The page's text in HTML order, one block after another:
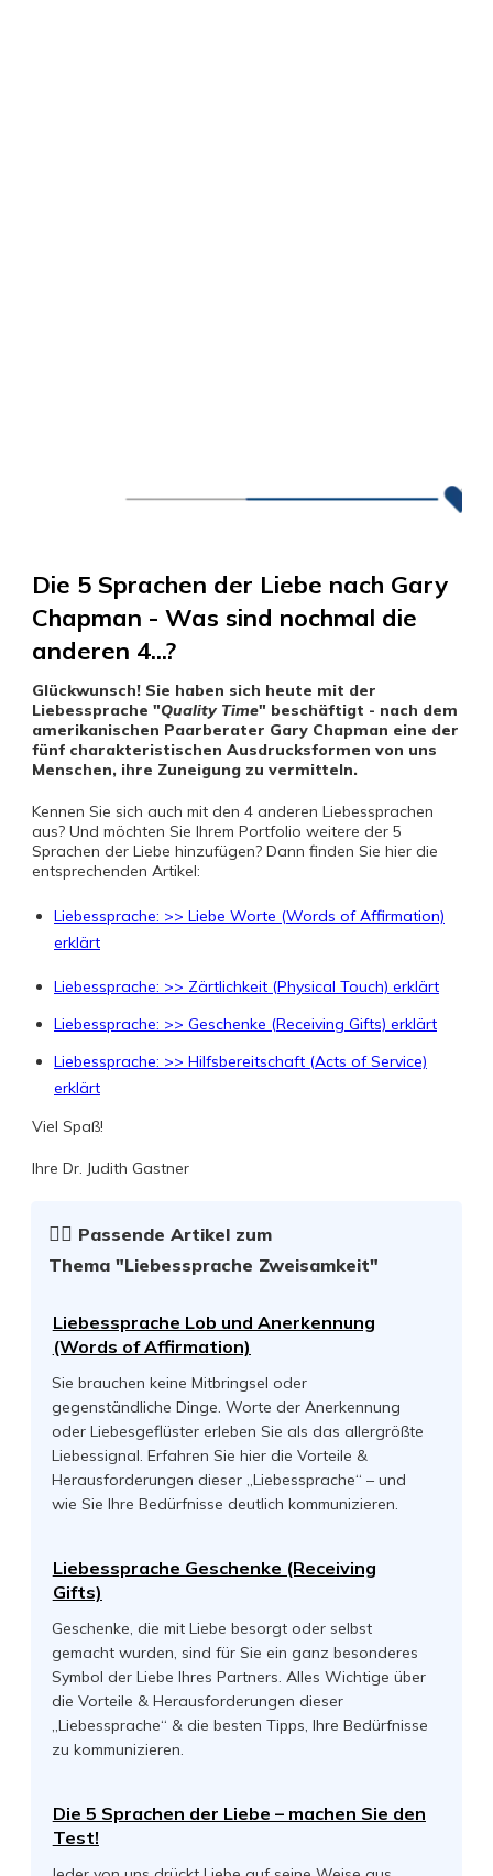
Die 5 Sprachen der Liebe nach Gary
Chapman - Was sind nochmal die
anderen 4...?
Glückwunsch! Sie haben sich heute mit der
Liebessprache "Quality Time" beschäftigt - nach dem
amerikanischen Paarberater Gary Chapman eine der
fünf charakteristischen Ausdrucksformen von uns
Menschen, ihre Zuneigung zu vermitteln.
Kennen Sie sich auch mit den 4 anderen Liebessprachen
aus? Und möchten Sie Ihrem Portfolio weitere der 5
Sprachen der Liebe hinzufügen? Dann finden Sie hier die
entsprechenden Artikel:
Liebessprache: >> Liebe Worte (Words of Affirmation)
erklärt
Liebessprache: >> Zärtlichkeit (Physical Touch) erklärt
Liebessprache: >> Geschenke (Receiving Gifts) erklärt
Liebessprache: >> Hilfsbereitschaft (Acts of Service)
erklärt
Viel Spaß!
Ihre Dr. Judith Gastner
☝🏻 Passende Artikel zum
Thema "Liebessprache Zweisamkeit"
Liebessprache Lob und Anerkennung
(Words of Affirmation)
Sie brauchen keine Mitbringsel oder
gegenständliche Dinge. Worte der Anerkennung
oder Liebesgeflüster erleben Sie als das allergrößte
Liebessignal. Erfahren Sie hier die Vorteile &
Herausforderungen dieser „Liebessprache“ – und
wie Sie Ihre Bedürfnisse deutlich kommunizieren.
Liebessprache Geschenke (Receiving
Gifts)
Geschenke, die mit Liebe besorgt oder selbst
gemacht wurden, sind für Sie ein ganz besonderes
Symbol der Liebe Ihres Partners. Alles Wichtige über
die Vorteile & Herausforderungen dieser
„Liebessprache“ & die besten Tipps, Ihre Bedürfnisse
zu kommunizieren.
Die 5 Sprachen der Liebe – machen Sie den
Test!